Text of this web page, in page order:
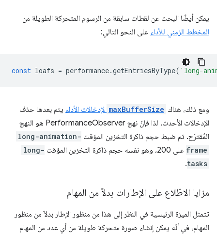
يمكن أيضًا البحث عن لقطات سابقة من الرسوم المتحركة الطويلة من
المخطط الزمني للأداء على النحو التالي:
const loafs = performance.getEntriesByType( 'long-
ومع ذلك، هناك maxBufferSize لإدخالات الأداء يتم بعدها حذف
الإدخالات الأحدث، لذا فإنّ نهج PerformanceObserver هو النهج
المُقترَح. تم ضبط حجم ذاكرة التخزين المؤقت long-animation-
frame على 200، وهو نفسه حجم ذاكرة التخزين المؤقت
long-
tasks
.
مزايا الاطّلاع على الإطارات بدلاً من المهام
تتمثل الميزة الرئيسية في النظر إلى هذا من منظور الإطار بدلاً من منظور
المهام، في أنّه يمكن إنشاء صورة متحركة طويلة من أي عدد من المهام